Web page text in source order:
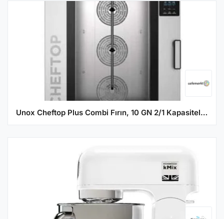
Unox Cheftop Plus Combi Fırın, 10 GN 2/1 Kapasiteli, Gazlı